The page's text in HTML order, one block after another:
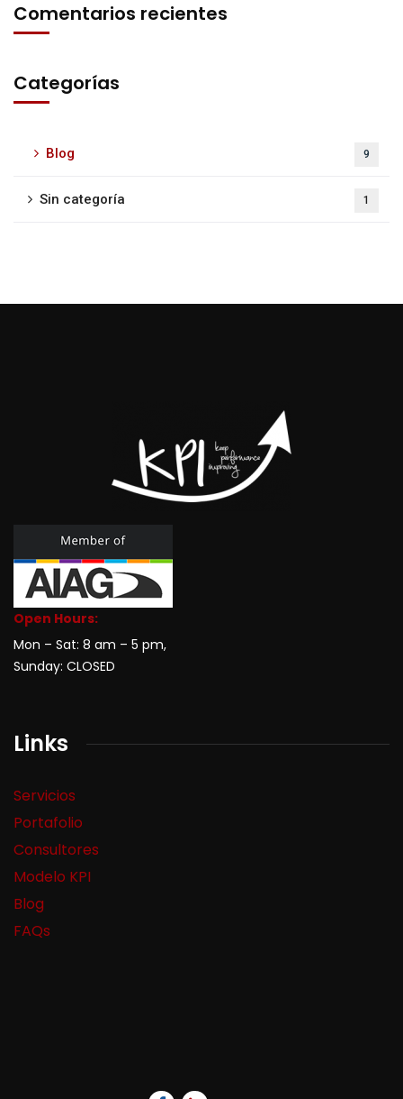
Comentarios recientes
Categorías
Blog 9
Sin categoría 1
Open Hours:
Mon – Sat: 8 am – 5 pm,
Sunday: CLOSED
Links
Servicios
Portafolio
Consultores
Modelo KPI
Blog
FAQs